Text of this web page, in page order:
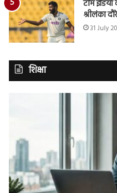
टीम
श्रीलंका
31 July
शिक्षा